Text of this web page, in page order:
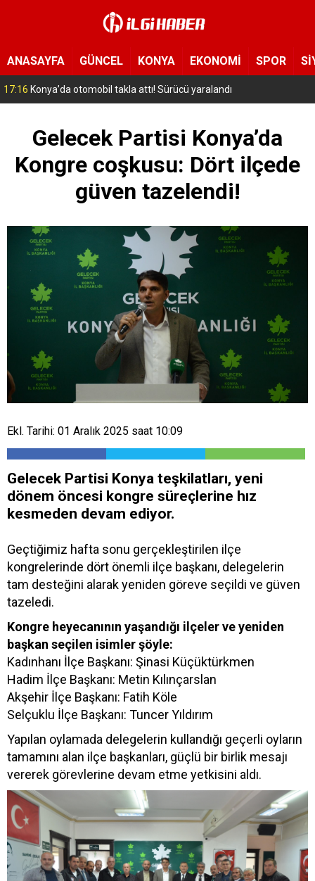
ANASAYFA GÜNCEL KONYA EKONOMİ SPOR
16:49 Konya’da tır kırmızı ışıkta bekleyen araçlara çarptı: 1 ölü, 9 yaralı
Gelecek Partisi Konya’da
Kongre coşkusu: Dört ilçede
güven tazelendi!
Ekl. Tarihi: 01 Aralık 2025 saat 10:09
Gelecek Partisi Konya teşkilatları, yeni
dönem öncesi kongre süreçlerine hız
kesmeden devam ediyor.
Geçtiğimiz hafta sonu gerçekleştirilen ilçe
kongrelerinde dört önemli ilçe başkanı, delegelerin
tam desteğini alarak yeniden göreve seçildi ve güven
tazeledi.
Kongre heyecanının yaşandığı ilçeler ve yeniden
başkan seçilen isimler şöyle:
Kadınhanı İlçe Başkanı: Şinasi Küçüktürkmen
Hadim İlçe Başkanı: Metin Kılınçarslan
Akşehir İlçe Başkanı: Fatih Köle
Selçuklu İlçe Başkanı: Tuncer Yıldırım
Yapılan oylamada delegelerin kullandığı geçerli oyların
tamamını alan ilçe başkanları, güçlü bir birlik mesajı
vererek görevlerine devam etme yetkisini aldı.